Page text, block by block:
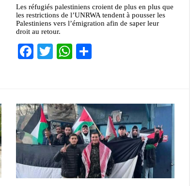
Les réfugiés palestiniens croient de plus en plus que
les restrictions de l’UNRWA tendent à pousser les
Palestiniens vers l’émigration afin de saper leur
droit au retour.
Facebook
TwitterWhatsApp